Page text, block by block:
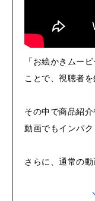
「お絵かきムー
ことで、視聴者
その中で商品紹
動画でもインパク
さらに、通常の